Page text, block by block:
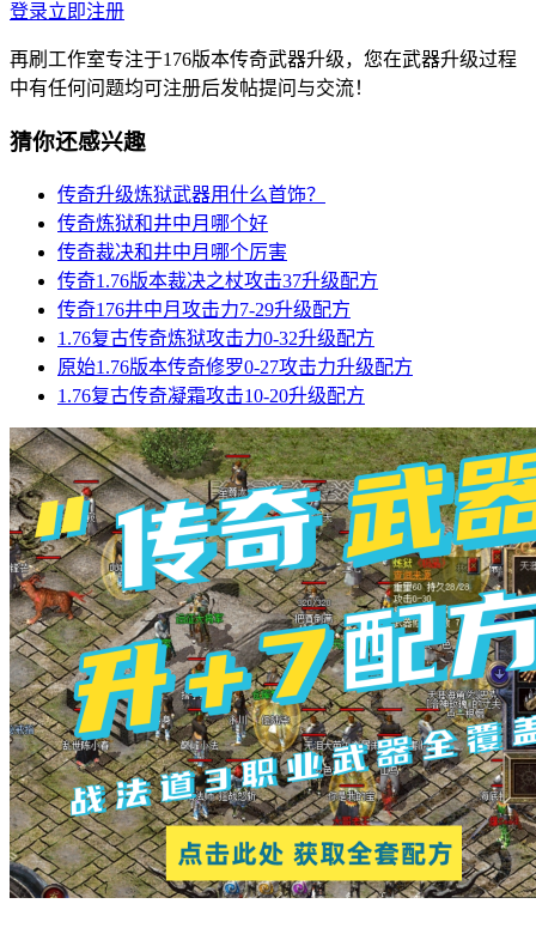
登录立即注册
再刷工作室专注于176版本传奇武器升级，您在武器升级过程
中有任何问题均可注册后发帖提问与交流！
猜你还感兴趣
传奇升级炼狱武器用什么首饰？
传奇炼狱和井中月哪个好
传奇裁决和井中月哪个厉害
传奇1.76版本裁决之杖攻击37升级配方
传奇176井中月攻击力7-29升级配方
1.76复古传奇炼狱攻击力0-32升级配方
原始1.76版本传奇修罗0-27攻击力升级配方
1.76复古传奇凝霜攻击10-20升级配方